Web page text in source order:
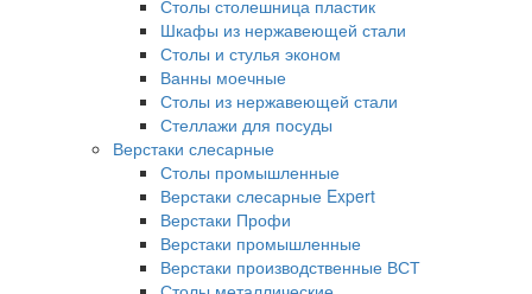
Столы столешница пластик
Шкафы из нержавеющей стали
Столы и стулья эконом
Ванны моечные
Столы из нержавеющей стали
Стеллажи для посуды
Верстаки слесарные
Столы промышленные
Верстаки слесарные Expert
Верстаки Профи
Верстаки промышленные
Верстаки производственные ВСТ